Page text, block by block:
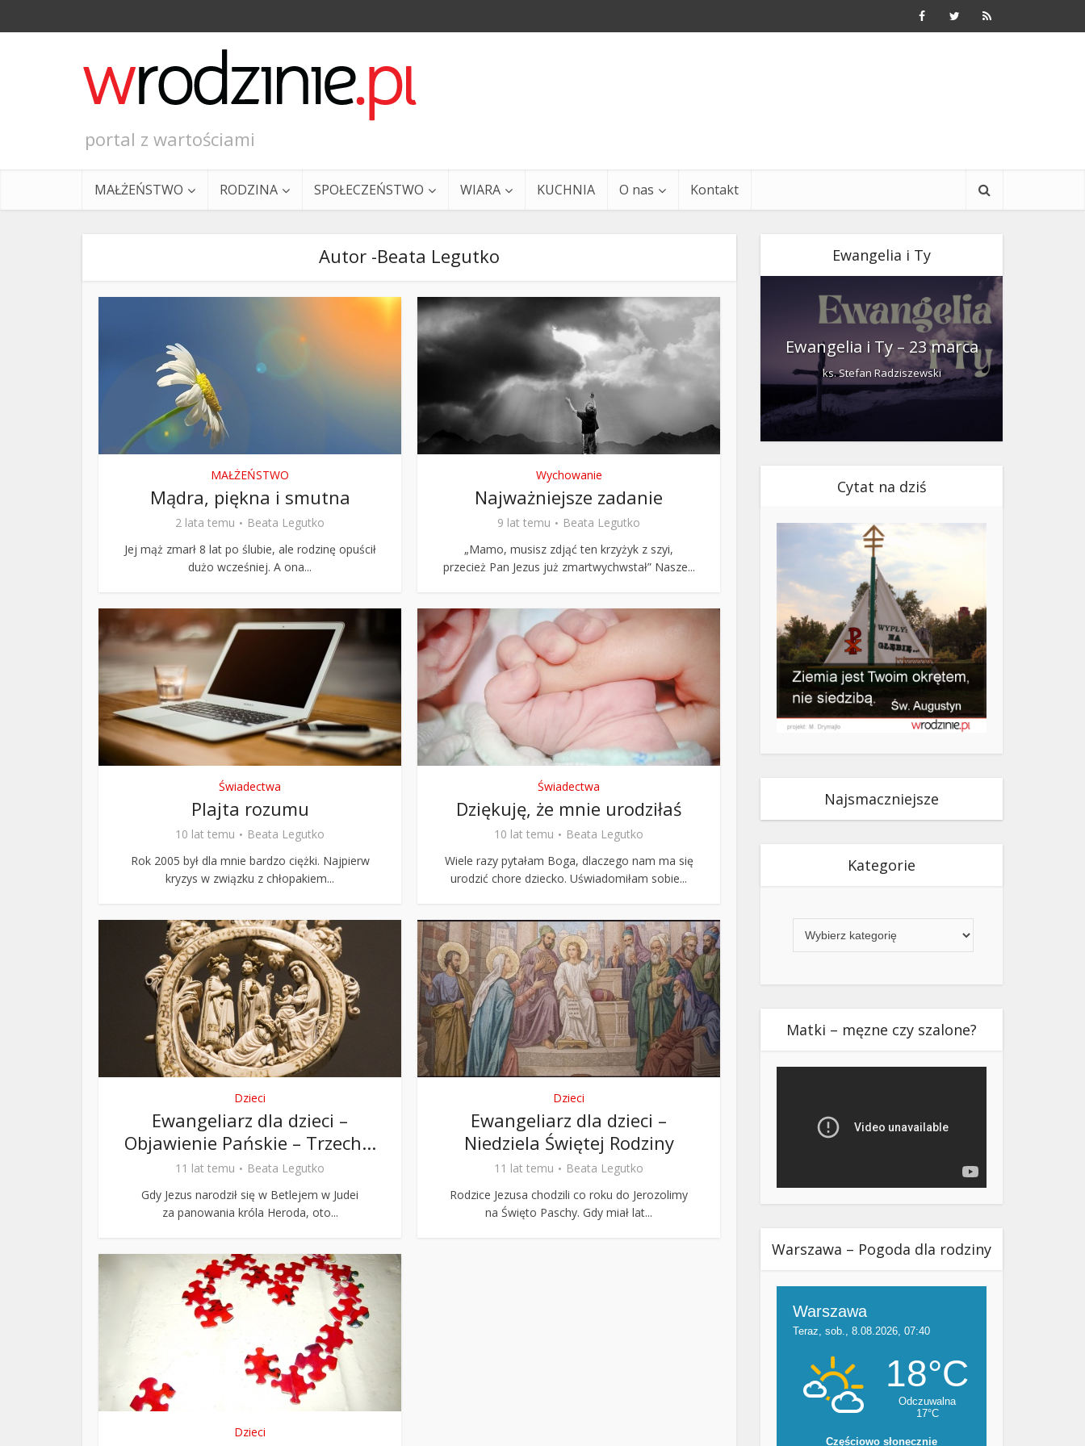
portal z wartościami
MAŁŻEŃSTWO RODZINA SPOŁECZEŃSTWO WIARA KUCHNIA O nas Kontakt
Autor -Beata Legutko
MAŁŻEŃSTWO
Mądra, piękna i smutna
2 lata temu
Beata Legutko
Jej mąż zmarł 8 lat po ślubie, ale rodzinę opuścił
dużo wcześniej. A ona...
Wychowanie
Najważniejsze zadanie
9 lat temu
Beata Legutko
„Mamo, musisz zdjąć ten krzyżyk z szyi,
przecież Pan Jezus już zmartwychwstał” Nasze...
Świadectwa
Plajta rozumu
10 lat temu
Beata Legutko
Rok 2005 był dla mnie bardzo ciężki. Najpierw
kryzys w związku z chłopakiem...
Świadectwa
Dziękuję, że mnie urodziłaś
10 lat temu
Beata Legutko
Wiele razy pytałam Boga, dlaczego nam ma się
urodzić chore dziecko. Uświadomiłam sobie...
Dzieci
Ewangeliarz dla dzieci –
Objawienie Pańskie – Trzech...
11 lat temu
Beata Legutko
Gdy Jezus narodził się w Betlejem w Judei
za panowania króla Heroda, oto...
Dzieci
Ewangeliarz dla dzieci –
Niedziela Świętej Rodziny
11 lat temu
Beata Legutko
Rodzice Jezusa chodzili co roku do Jerozolimy
na Święto Paschy. Gdy miał lat...
Dzieci
Ewangelia i Ty
Ewangelia i Ty – 29 grudnia Ewangelia i Ty – 27 grudnia
ks. Stefan Radziszewski
Ewangelia i Ty – 23 marca
ks. Stefan Radziszewski
Cytat na dziś
Najsmaczniejsze
Kategorie
Matki – męzne czy szalone?
Warszawa – Pogoda dla rodziny